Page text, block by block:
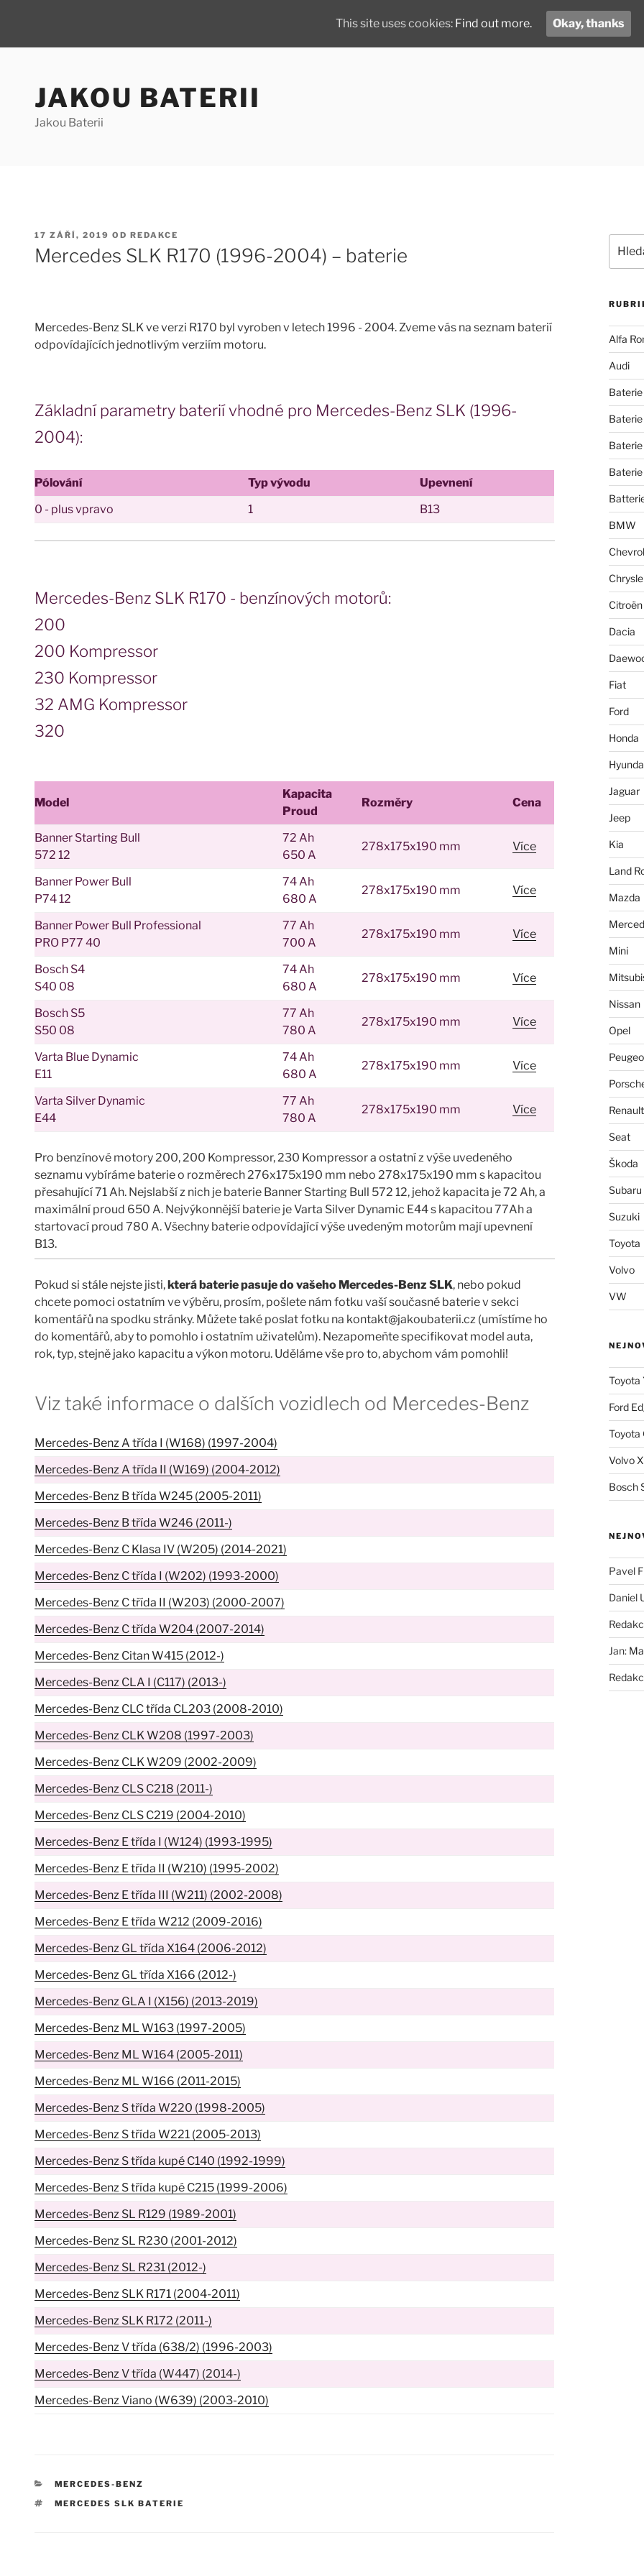
JAKOU BATERII
Jakou Baterii
PUBLIKOVÁNO
17 ZÁŘÍ, 2019 OD REDAKCE
Mercedes SLK R170 (1996-2004) – baterie
Mercedes-Benz SLK ve verzi R170 byl vyroben v letech 1996 - 2004. Zveme vás na seznam baterií
odpovídajících jednotlivým verziím motoru.
Základní parametry baterií vhodné pro Mercedes-Benz SLK (1996-
2004):
Pólování Typ vývodu
Upevnení
0 - plus vpravo
1 B13
Mercedes-Benz SLK R170 - benzínových motorů:
200
200 Kompressor
230 Kompressor
32 AMG Kompressor
320
Model
Kapacita
Proud
Rozměry Cena
Banner Starting Bull
572 12
72 Ah
650 A
278x175x190 mm Více
Banner Power Bull
P74 12
74 Ah
680 A
278x175x190 mm Více
Banner Power Bull Professional
PRO P77 40
77 Ah
700 A
278x175x190 mm Více
Bosch S4
S40 08
74 Ah
680 A
278x175x190 mm Více
Bosch S5
S50 08
77 Ah
780 A
278x175x190 mm Více
Varta Blue Dynamic
E11
74 Ah
680 A
278x175x190 mm Více
Varta Silver Dynamic
E44
77 Ah
780 A
278x175x190 mm Více
Pro benzínové motory 200, 200 Kompressor, 230 Kompressor a ostatní z výše uvedeného
seznamu vybíráme baterie o rozměrech 276x175x190 mm nebo 278x175x190 mm s kapacitou
přesahující 71 Ah. Nejslabší z nich je baterie Banner Starting Bull 572 12, jehož kapacita je 72 Ah, a
maximální proud 650 A. Nejvýkonnější baterie je Varta Silver Dynamic E44 s kapacitou 77Ah a
startovací proud 780 A. Všechny baterie odpovídající výše uvedeným motorům mají upevnení
B13.
Pokud si stále nejste jisti,která baterie pasuje do vašeho Mercedes-Benz SLK, nebo pokud
chcete pomoci ostatním ve výběru, prosím, pošlete nám fotku vaší současné baterie v sekci
komentářů na spodku stránky. Můžete také poslat fotku na kontakt@jakoubaterii.cz (umístíme ho
do komentářů, aby to pomohlo i ostatním uživatelům). Nezapomeňte specifikovat model auta,
rok, typ, stejně jako kapacitu a výkon motoru. Uděláme vše pro to, abychom vám pomohli!
Viz také informace o dalších vozidlech od Mercedes-Benz
Mercedes-Benz A třída I (W168) (1997-2004)
Mercedes-Benz A třída II (W169) (2004-2012)
Mercedes-Benz B třída W245 (2005-2011)
Mercedes-Benz B třída W246 (2011-)
Mercedes-Benz C Klasa IV (W205) (2014-2021)
Mercedes-Benz C třída I (W202) (1993-2000)
Mercedes-Benz C třída II (W203) (2000-2007)
Mercedes-Benz C třída W204 (2007-2014)
Mercedes-Benz Citan W415 (2012-)
Mercedes-Benz CLA I (C117) (2013-)
Mercedes-Benz CLC třída CL203 (2008-2010)
Mercedes-Benz CLK W208 (1997-2003)
Mercedes-Benz CLK W209 (2002-2009)
Mercedes-Benz CLS C218 (2011-)
Mercedes-Benz CLS C219 (2004-2010)
Mercedes-Benz E třída I (W124) (1993-1995)
Mercedes-Benz E třída II (W210) (1995-2002)
Mercedes-Benz E třída III (W211) (2002-2008)
Mercedes-Benz E třída W212 (2009-2016)
Mercedes-Benz GL třída X164 (2006-2012)
Mercedes-Benz GL třída X166 (2012-)
Mercedes-Benz GLA I (X156) (2013-2019)
Mercedes-Benz ML W163 (1997-2005)
Mercedes-Benz ML W164 (2005-2011)
Mercedes-Benz ML W166 (2011-2015)
Mercedes-Benz S třída W220 (1998-2005)
Mercedes-Benz S třída W221 (2005-2013)
Mercedes-Benz S třída kupé C140 (1992-1999)
Mercedes-Benz S třída kupé C215 (1999-2006)
Mercedes-Benz SL R129 (1989-2001)
Mercedes-Benz SL R230 (2001-2012)
Mercedes-Benz SL R231 (2012-)
Mercedes-Benz SLK R171 (2004-2011)
Mercedes-Benz SLK R172 (2011-)
Mercedes-Benz V třída (638/2) (1996-2003)
Mercedes-Benz V třída (W447) (2014-)
Mercedes-Benz Viano (W639) (2003-2010)
RUBRIKY
MERCEDES-BENZ
ŠTÍTKY
MERCEDES SLK BATERIE
Alfa
Audi
BMW
Citroën
Dacia
Fiat
Ford
Honda
Jaguar
Jeep
Kia
Land
Mazda
Mini
Nissan
Opel
Renault
Seat
Škoda
Subaru
Suzuki
Toyota
Volvo
VW
Toyota
Ford
Toyota
Volvo
Bosch
Pavel
Daniel
Jan:
This site uses cookies: Find out more. Okay, thanks